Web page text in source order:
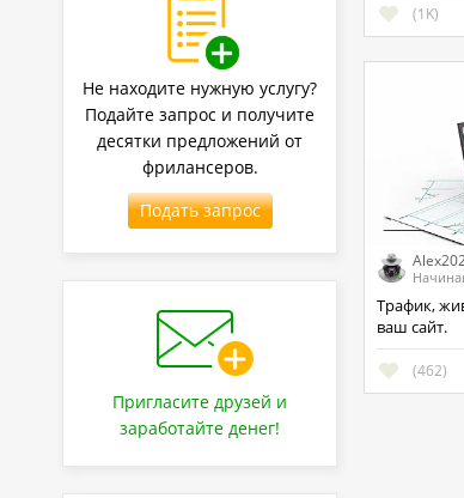
(1K)
Трафик, живые посетители на
ваш сайт.
(462)
Не находите нужную услугу?
Подайте запрос и получите
десятки предложений от
фрилансеров.
Подать запрос
Пригласите друзей и
заработайте денег!